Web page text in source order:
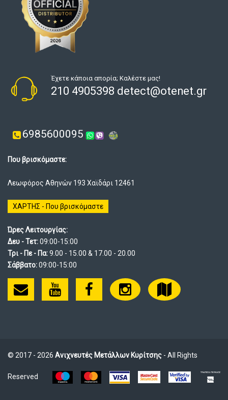
Έχετε κάποια απορία; Καλέστε μας!
210 4905398 detect@otenet.gr
6985600095
Που βρισκόμαστε:
Λεωφόρος Αθηνών 193 Χαϊδάρι 12461
ΧΑΡΤΗΣ - Που βρισκόμαστε
Ώρες Λειτουργίας:
Δευ - Τετ:09:00-15:00
Τρι - Πε - Πα:9.00 - 15.00 & 17.00 - 20.00
Σάββατο:09:00-15:00
© 2017 - 2026 Ανιχνευτές Μετάλλων Κυρίτσης - All Rights
Reserved